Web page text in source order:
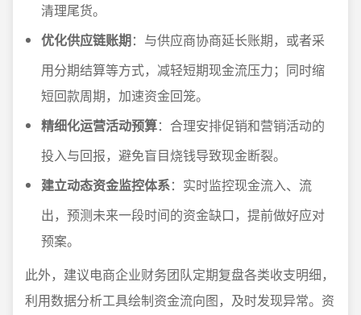
清理尾货。
优化供应链账期：与供应商协商延长账期，或者采
用分期结算等方式，减轻短期现金流压力；同时缩
短回款周期，加速资金回笼。
精细化运营活动预算：合理安排促销和营销活动的
投入与回报，避免盲目烧钱导致现金断裂。
建立动态资金监控体系：实时监控现金流入、流
出，预测未来一段时间的资金缺口，提前做好应对
预案。
此外，建议电商企业财务团队定期复盘各类收支明细，
利用数据分析工具绘制资金流向图，及时发现异常。资